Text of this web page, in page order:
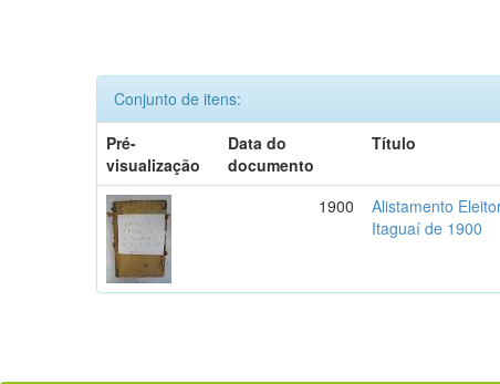
Conjunto de itens:
Pré-
visualização
Data do
documento
Título
1900
Alistamento
Itaguaí de 1900